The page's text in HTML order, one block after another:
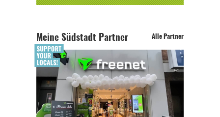
Meine Südstadt Partner Alle Partner